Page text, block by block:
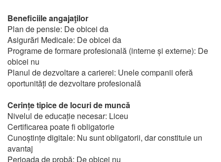
Beneficiile angajaţilor
Plan de pensie: De obicei da
Asigurări Medicale: De obicei da
Programe de formare profesională (interne și externe): De
obicei nu
Planul de dezvoltare a carierei: Unele companii oferă
oportunități de dezvoltare profesională
Cerințe tipice de locuri de muncă
Nivelul de educație necesar: Liceu
Certificarea poate fi obligatorie
Cunoștințe digitale: Nu sunt obligatorii, dar constituie un
avantaj
Perioada de probă: De obicei nu